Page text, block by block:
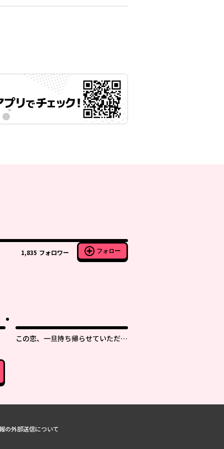
日 11時00分
1,835 フォロワー フォロー
この恋、一旦持ち帰らせていただき
の外部送信について